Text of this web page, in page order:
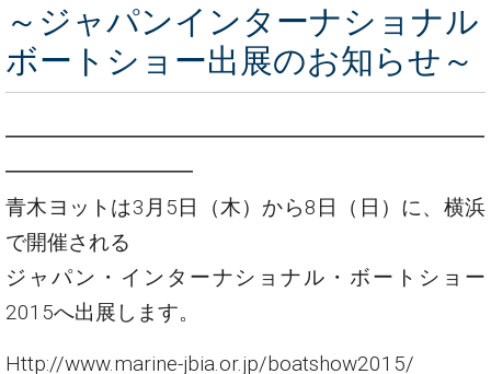
～ジャパンインターナショナル
ボートショー出展のお知らせ～
━━━━━━━━━━━━━━━━━━━━━━━
━━━━━━━━━
青木ヨットは3月5日（木）から8日（日）に、横浜
で開催される
ジャパン・インターナショナル・ボートショー
2015へ出展します。
Http://www.marine-jbia.or.jp/boatshow2015/